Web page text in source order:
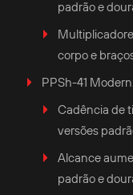
padrão e
corpo e
PPSh-41
Cadência de
versões
Alcance
padrão e